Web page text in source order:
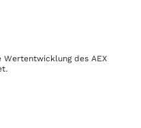
Wertentwicklung des AEX